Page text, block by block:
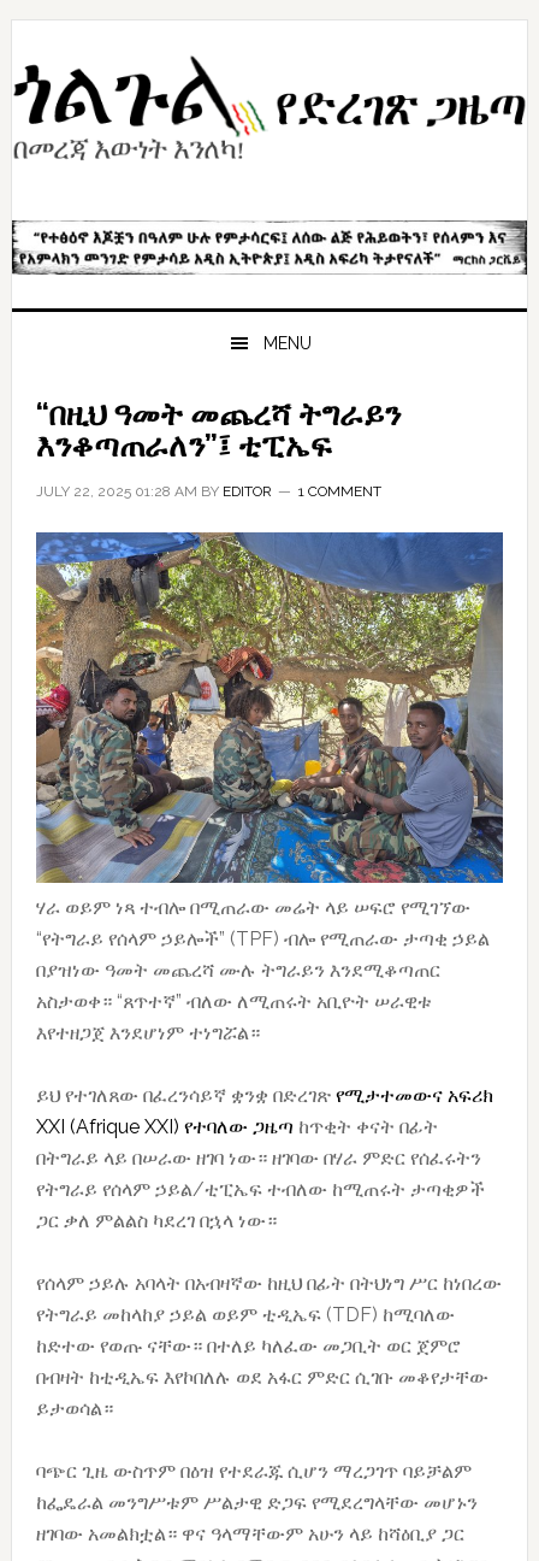
Skip
primary
navigation
Skip
content
Skip
primary
sidebar
MENU
“በዚህ ዓመት መጨረሻ ትግራይን
እንቆጣጠራለን”፤ ቲፒኤፍ
JULY 22, 2025 01:28 AM BY EDITOR 1 COMMENT
ሃራ ወይም ነጻ ተብሎ በሚጠራው መሬት ላይ ሠፍሮ የሚገኘው
“የትግራይ የሰላም ኃይሎች” (TPF) ብሎ የሚጠራው ታጣቂ ኃይል
በያዝነው ዓመት መጨረሻ ሙሉ ትግራይን እንደሚቆጣጠር
አስታወቀ። “ጸጥተኛ” ብለው ለሚጠሩት አቢዮት ሠራዊቱ
እየተዘጋጀ እንደሆነም ተነግሯል።
ይህ የተገለጸው በፈረንሳይኛ ቋንቋ በድረገጽ የሚታተመውና አፍሪክ
XXI (Afrique XXI) የተባለው ጋዜጣ ከጥቂት ቀናት በፊት
በትግራይ ላይ በሠራው ዘገባ ነው። ዘገባው በሃራ ምድር የሰፈሩትን
የትግራይ የሰላም ኃይል/ቲፒኤፍ ተብለው ከሚጠሩት ታጣቂዎች
ጋር ቃለ ምልልስ ካደረገ በኋላ ነው።
የሰላም ኃይሉ አባላት በአብዛኛው ከዚህ በፊት በትህነግ ሥር ከነበረው
የትግራይ መከላከያ ኃይል ወይም ቲዲኤፍ (TDF) ከሚባለው
ከድተው የወጡ ናቸው። በተለይ ካለፈው መጋቢት ወር ጀምሮ
በብዛት ከቲዲኤፍ እየኮበለሉ ወደ አፋር ምድር ሲገቡ መቆየታቸው
ይታወሳል።
ባጭር ጊዜ ውስጥም በዕዝ የተደራጁ ሲሆን ማረጋገጥ ባይቻልም
ከፌዴራል መንግሥቱም ሥልታዊ ድጋፍ የሚደረግላቸው መሆኑን
ዘገባው አመልክቷል። ዋና ዓላማቸውም አሁን ላይ ከሻዕቢያ ጋር